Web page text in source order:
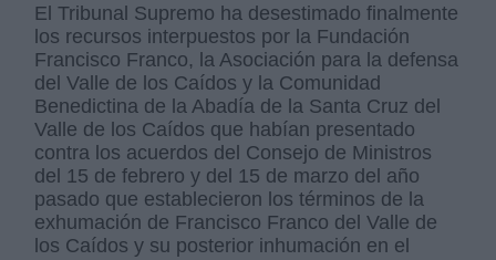
El Tribunal Supremo ha desestimado finalmente
los recursos interpuestos por la Fundación
Francisco Franco, la Asociación para la defensa
del Valle de los Caídos y la Comunidad
Benedictina de la Abadía de la Santa Cruz del
Valle de los Caídos que habían presentado
contra los acuerdos del Consejo de Ministros
del 15 de febrero y del 15 de marzo del año
pasado que establecieron los términos de la
exhumación de Francisco Franco del Valle de
los Caídos y su posterior inhumación en el